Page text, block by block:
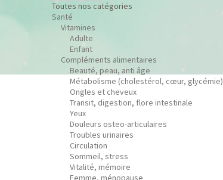
Toutes nos catégories
Santé
Vitamines
Adulte
Enfant
Compléments alimentaires
Beauté, peau, anti âge
Métabolisme (cholestérol, cœur, glycémie)
Ongles et cheveux
Transit, digestion, flore intestinale
Yeux
Douleurs osteo-articulaires
Troubles urinaires
Circulation
Sommeil, stress
Vitalité, mémoire
Femme, ménopause